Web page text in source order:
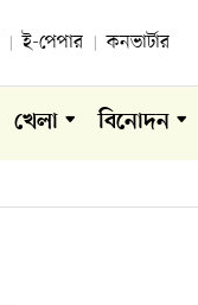
ই-পেপার কনভার্টার
খেলা বিনোদন